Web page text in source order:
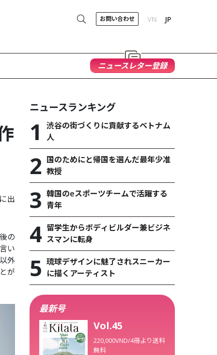
お問い合わせ VN JP
ニュースレター登録
出
の
い
外
が
ニュースランキング
渋谷の街づくりに貢献するベトナム
人
国のためにと帰国を選んだ最年少准
教授
韓国のeスポーツチームで活躍する
青年
留学生からボディビルダー兼ビジネ
スマンに転身
琉球デザインに魅了されスニーカー
に描くアーティスト
最新号
Vol.45
220,000VND/4冊より送料
無料